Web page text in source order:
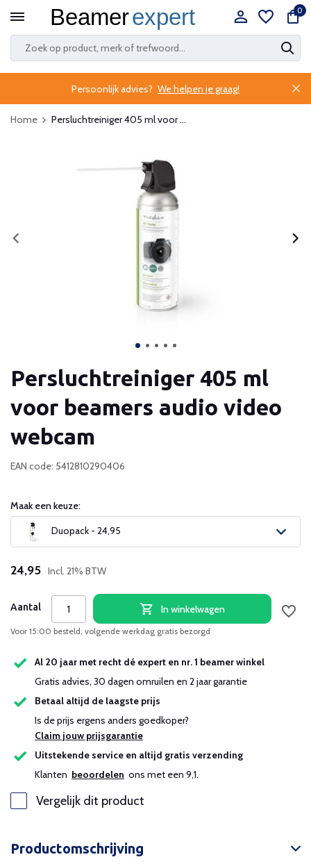
0
Persoonlijk advies? We helpen je graag!
Home Persluchtreiniger 405 ml voor ...
Persluchtreiniger 405 ml
voor beamers audio video
webcam
EAN code: 5412810290406
Maak een keuze:
Duopack - 24,95
24,95 Incl. 21% BTW
Aantal In winkelwagen
Voor 15:00 besteld, volgende werkdag gratis bezorgd
Al 20 jaar met recht dé expert en nr. 1 beamer winkel
Gratis advies, 30 dagen omruilen en 2 jaar garantie
Betaal altijd de laagste prijs
Is de prijs ergens anders goedkoper?
Claim jouw prijsgarantie
Uitstekende service en altijd gratis verzending
Klanten beoordelen ons met een 9,1.
Vergelijk dit product
Productomschrijving